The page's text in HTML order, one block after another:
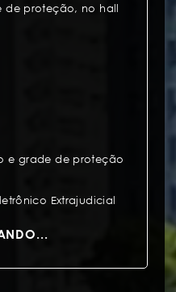
de proteção, no hall
e grade de proteção
Extrajudicial
R$ 3.411.145,94.
R$ 2.300.000,00